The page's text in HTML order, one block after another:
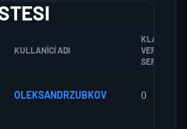
KULLANICI ADI
KLANA
VERDIGI
SEREF
OLEKSANDRZUBKOV 0